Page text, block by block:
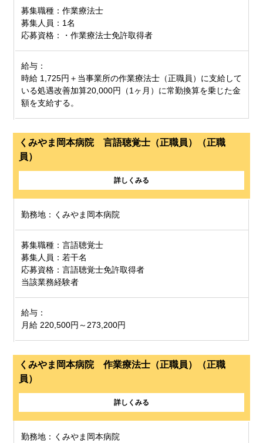
募集職種：作業療法士
募集人員：1名
応募資格：・作業療法士免許取得者
給与：
時給 1,725円＋当事業所の作業療法士（正職員）に支給して
いる処遇改善加算20,000円（1ヶ月）に常勤換算を乗じた金
額を支給する。
くみやま岡本病院 言語聴覚士（正職員）（正職
員）
詳しくみる
勤務地：くみやま岡本病院
募集職種：言語聴覚士
募集人員：若干名
応募資格：言語聴覚士免許取得者
当該業務経験者
給与：
月給 220,500円～273,200円
くみやま岡本病院 作業療法士（正職員）（正職
員）
詳しくみる
勤務地：くみやま岡本病院